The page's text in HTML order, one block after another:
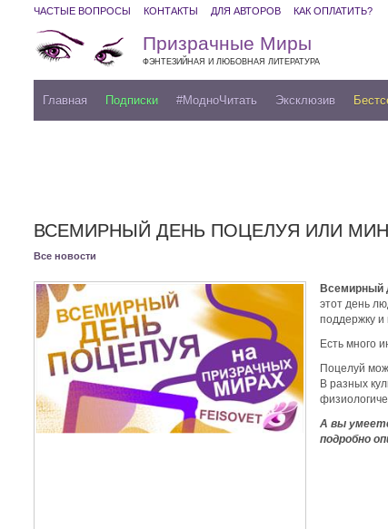
ЧАСТЫЕ ВОПРОСЫ КОНТАКТЫ ДЛЯ АВТОРОВ КАК ОПЛАТИТЬ?
Призрачные Миры
ФЭНТЕЗИЙНАЯ И ЛЮБОВНАЯ ЛИТЕРАТУРА
Главная Подписки #МодноЧитать Эксклюзив
ВСЕМИРНЫЙ ДЕНЬ ПОЦЕЛУЯ ИЛИ
Все новости
Всемирный
этот день
поддержку и
Есть много
Поцелуй
В разных
А вы
подробно